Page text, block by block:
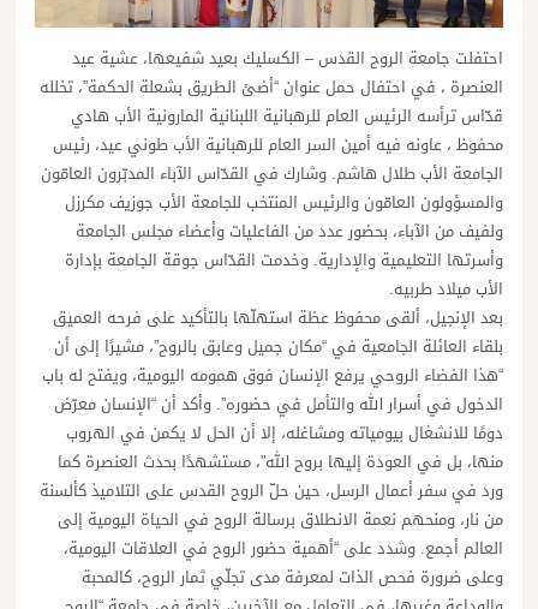
احتفلت جامعة الروح القدس – الكسليك بعيد شفيعها، عشية عيد
العنصرة ، في احتفال حمل عنوان “أضئ الطريق بشعلة الحكمة”، تخلله
قدّاس ترأسه الرئيس العام للرهبانية اللبنانية المارونية الأب هادي
محفوظ ، عاونه فيه أمين السر العام للرهبانية الأب طوني عيد، رئيس
الجامعة الأب طلال هاشم. وشارك في القدّاس الآباء المدبّرون العامّون
والمسؤولون العامّون والرئيس المنتخب للجامعة الأب جوزيف مكرزل
ولفيف من الآباء، بحضور عدد من الفاعليات وأعضاء مجلس الجامعة
وأسرتها التعليمية والإدارية. وخدمت القدّاس جوقة الجامعة بإدارة
الأب ميلاد طربيه.
بعد الإنجيل، ألقى محفوظ عظة استهلّها بالتأكيد على فرحه العميق
بلقاء العائلة الجامعية في “مكان جميل وعابق بالروح”، مشيرًا إلى أن
“هذا الفضاء الروحي يرفع الإنسان فوق همومه اليومية، ويفتح له باب
الدخول في أسرار الله والتأمل في حضوره”. وأكد أن “الإنسان معرّض
دومًا للانشغال بيومياته ومشاغله، إلا أن الحل لا يكمن في الهروب
منها، بل في العودة إليها بروح الله”، مستشهدًا بحدث العنصرة كما
ورد في سفر أعمال الرسل، حين حلّ الروح القدس على التلاميذ كألسنة
من نار، ومنحهم نعمة الانطلاق برسالة الروح في الحياة اليومية إلى
العالم أجمع. وشدد على “أهمية حضور الروح في العلاقات اليومية،
وعلى ضرورة فحص الذات لمعرفة مدى تجلّي ثمار الروح، كالمحبة